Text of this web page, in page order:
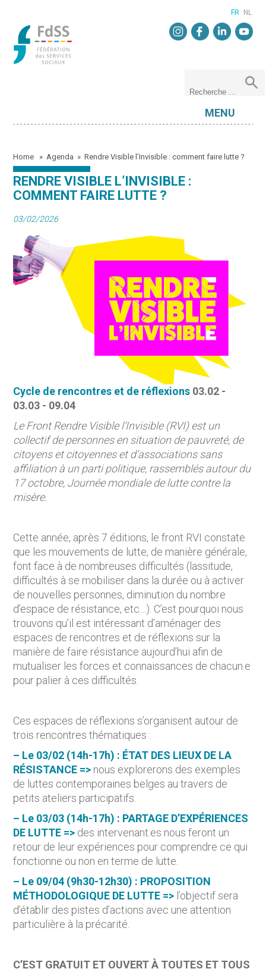
FR NL
MENU
Home »Agenda »Rendre Visible l’Invisible : comment faire lutte ?
RENDRE VISIBLE L’INVISIBLE :
COMMENT FAIRE LUTTE ?
03/02/2026
Cycle de rencontres et de réflexions 03.02 -
03.03 - 09.04
Le Front Rendre Visible l’Invisible (RVI) est un
collectif de personnes en situation de pauvreté, de
citoyens et citoyennes et d’associations sans
affiliation à un parti politique, rassemblés autour du
17 octobre, Journée mondiale de lutte contre la
misère.
Cette année, après 7 éditions, le front RVI constate
que les mouvements de lutte, de manière générale,
font face à de nombreuses difficultés (lassitude,
difficultés à se mobiliser dans la durée ou à activer
de nouvelles personnes, diminution du nombre
d’espace de résistance, etc…). C’est pourquoi nous
trouvons qu’il est intéressant d’aménager des
espaces de rencontres et de réflexions sur la
manière de faire résistance aujourd’hui afin de
mutualiser les forces et connaissances de chacun.e
pour palier à ces difficultés.
Ces espaces de réflexions s’organisent autour de
trois rencontres thématiques :
– Le 03/02 (14h-17h) : ÉTAT DES LIEUX DE LA
RÉSISTANCE => nous explorerons des exemples
de luttes contemporaines belges au travers de
petits ateliers participatifs.
– Le 03/03 (14h-17h) : PARTAGE D’EXPÉRIENCES
DE LUTTE => des intervenant.es nous feront un
retour de leur expériences pour comprendre ce qui
fonctionne ou non en terme de lutte.
– Le 09/04 (9h30-12h30) : PROPOSITION
MÉTHODOLOGIQUE DE LUTTE => l’objectif sera
d’établir des pistes d’actions avec une attention
particulière à la précarité.
C’EST GRATUIT ET OUVERT À TOUTES ET TOUS